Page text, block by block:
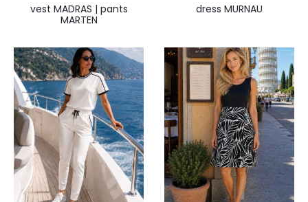
vest MADRAS | pants
MARTEN
dress MURNAU